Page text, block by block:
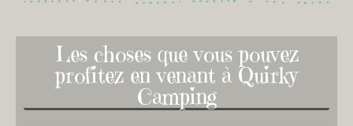
Les choses que vous pouvez
profitez en venant à Quirky
Camping